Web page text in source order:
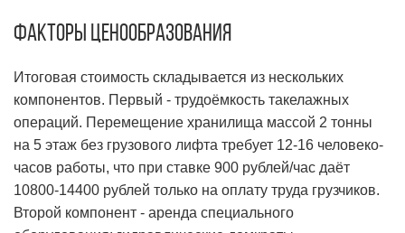
Факторы ценообразования
Итоговая стоимость складывается из нескольких
компонентов. Первый - трудоёмкость такелажных
операций. Перемещение хранилища массой 2 тонны
на 5 этаж без грузового лифта требует 12-16 человеко-
часов работы, что при ставке 900 рублей/час даёт
10800-14400 рублей только на оплату труда грузчиков.
Второй компонент - аренда специального